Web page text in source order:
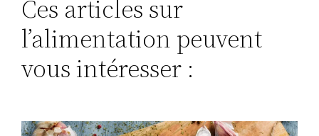
Ces articles sur
l’alimentation peuvent
vous intéresser :